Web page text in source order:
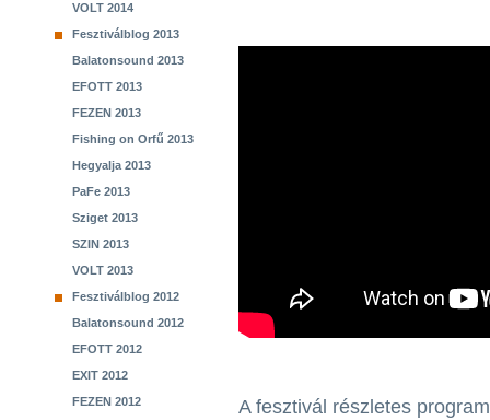
VOLT 2014
Fesztiválblog 2013
Balatonsound 2013
EFOTT 2013
FEZEN 2013
Fishing on Orfű 2013
Hegyalja 2013
PaFe 2013
Sziget 2013
SZIN 2013
VOLT 2013
Fesztiválblog 2012
Balatonsound 2012
EFOTT 2012
EXIT 2012
FEZEN 2012
A fesztivál részletes